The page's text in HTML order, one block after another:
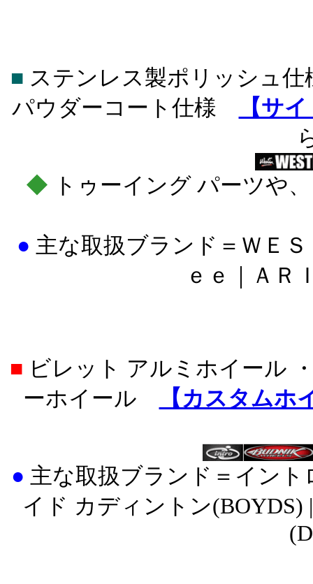
■ ステンレス製ポリッシュ
パウダーコート仕様
【サ
◆ トゥーイング パーツや
● 主な取扱ブランド＝ ＷＥ
ｅｅ｜ＡＲ
■ ビレット アルミホイール
ーホイール
【カスタム
● 主な取扱ブランド＝イント
イド カディントン